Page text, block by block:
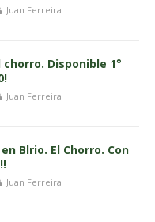
Juan Ferreira
Disponible 1°
Juan Ferreira
Blrio. El Chorro. Con
Juan Ferreira